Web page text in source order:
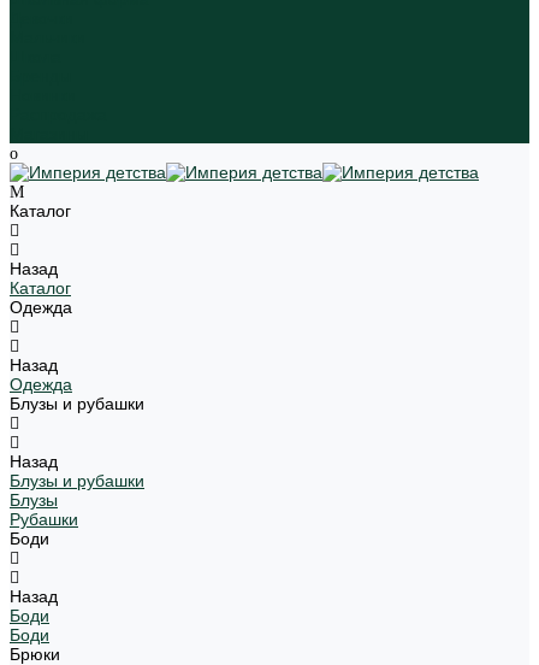
Каталог
Назад
Каталог
Одежда
Назад
Одежда
Блузы и рубашки
Назад
Блузы и рубашки
Блузы
Рубашки
Боди
Назад
Боди
Боди
Брюки